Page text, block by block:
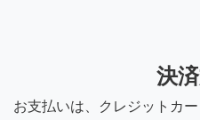
決
お支払いは、クレジットカ